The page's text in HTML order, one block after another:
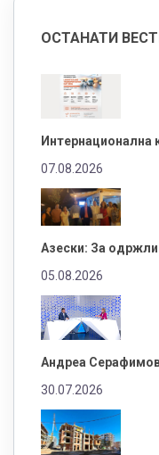
ОСТАНАТИ
Интернационална
07.08.2026
Азески: За
05.08.2026
Андреа
30.07.2026